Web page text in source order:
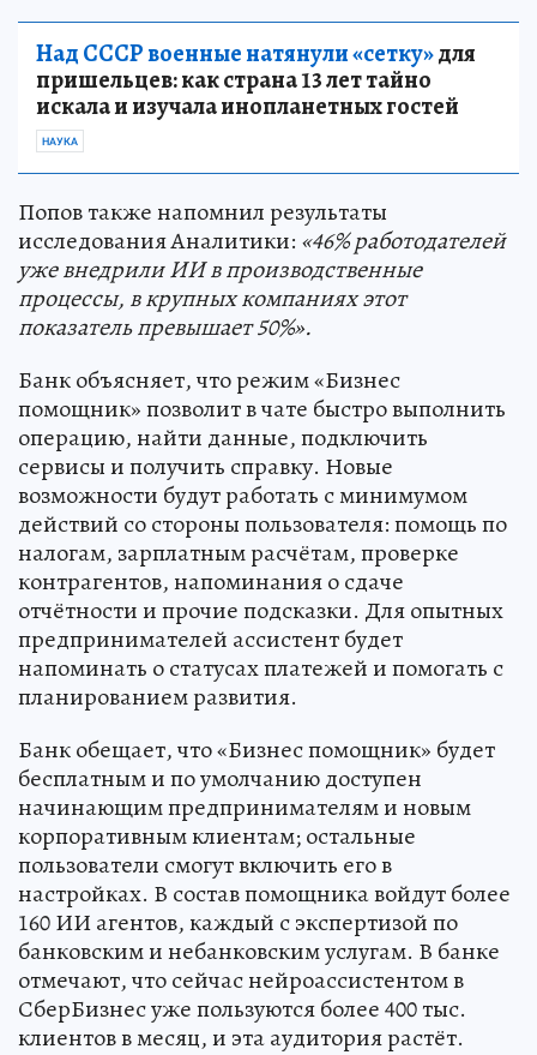
Над СССР военные натянули «сетку»для
пришельцев: как страна 13 лет тайно
искала и изучала инопланетных гостей
НАУКА
Попов также напомнил результаты
исследования Аналитики: «46% работодателей
уже внедрили ИИ в производственные
процессы, в крупных компаниях этот
показатель превышает 50%».
Банк объясняет, что режим «Бизнес
помощник» позволит в чате быстро выполнить
операцию, найти данные, подключить
сервисы и получить справку. Новые
возможности будут работать с минимумом
действий со стороны пользователя: помощь по
налогам, зарплатным расчётам, проверке
контрагентов, напоминания о сдаче
отчётности и прочие подсказки. Для опытных
предпринимателей ассистент будет
напоминать о статусах платежей и помогать с
планированием развития.
Банк обещает, что «Бизнес помощник» будет
бесплатным и по умолчанию доступен
начинающим предпринимателям и новым
корпоративным клиентам; остальные
пользователи смогут включить его в
настройках. В состав помощника войдут более
160 ИИ агентов, каждый с экспертизой по
банковским и небанковским услугам. В банке
отмечают, что сейчас нейроассистентом в
СберБизнес уже пользуются более 400 тыс.
клиентов в месяц, и эта аудитория растёт.